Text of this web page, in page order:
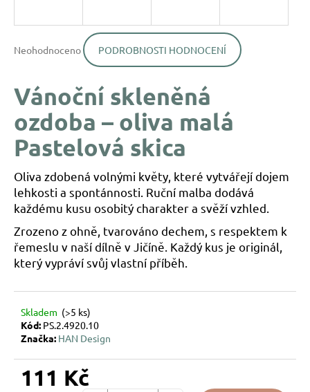
hodnocení
0,0
5
hvězdiček.
Neohodnoceno PODROBNOSTI HODNOCENÍ
Vánoční skleněná
ozdoba – oliva malá
Pastelová skica
Oliva zdobená volnými květy, které vytvářejí dojem
lehkosti a spontánnosti. Ruční malba dodává
každému kusu osobitý charakter a svěží vzhled.
Zrozeno z ohně, tvarováno dechem, s respektem k
řemeslu v naší dílně v Jičíně. Každý kus je originál,
který vypráví svůj vlastní příběh.
Skladem (>5 ks)
Kód: PS.2.4920.10
Značka: HAN Design
111 Kč
í
?
D
o
p
o
u
u
e
m